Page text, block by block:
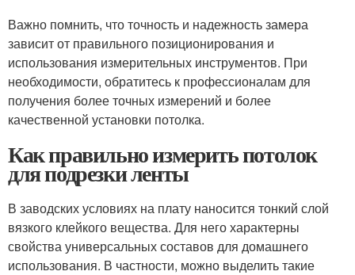
Важно помнить, что точность и надежность замера
зависит от правильного позиционирования и
использования измерительных инструментов. При
необходимости, обратитесь к профессионалам для
получения более точных измерений и более
качественной установки потолка.
Как правильно измерить потолок
для подрезки ленты
В заводских условиях на плату наносится тонкий слой
вязкого клейкого вещества. Для него характерны
свойства универсальных составов для домашнего
использования. В частности, можно выделить такие